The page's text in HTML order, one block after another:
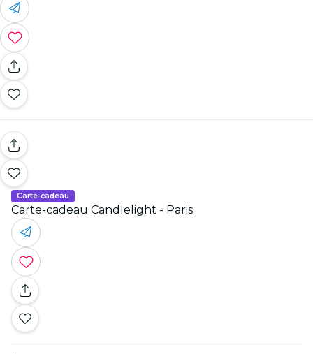
Carte-cadeau
Carte-cadeau Candlelight - Paris